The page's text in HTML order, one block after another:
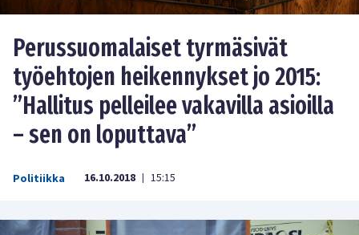
Perussuomalaiset tyrmäsivät
työehtojen heikennykset jo 2015:
”Hallitus pelleilee vakavilla asioilla
– sen on loputtava”
Politiikka 16.10.2018 | 15:15